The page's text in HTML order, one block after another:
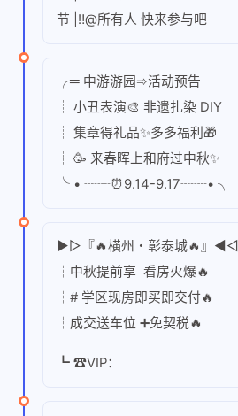
节 |‼️@所有人 快来参与吧
╭═ 中游游园➾活动预告
┊ 小丑表演🎨 非遗扎染 DIY
┊ 集章得礼品✨多多福利🎁
┊ 🥳 来春晖上和府过中秋✨
╰ • ┈┈⏰9.14-9.17┈┈• ╮
►▻『🔥横州・彰泰城🔥』◄◅
┆中秋提前享 看房火爆🔥
┆# 学区现房即买即交付🔥
┆成交送车位 ➕免契税🔥
┗ ☎VIP：